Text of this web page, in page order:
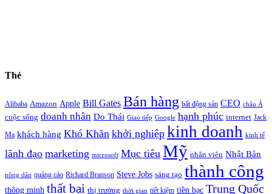
Thẻ
Alibaba Amazon Apple Bill Gates Bán hàng bất động sản CEO châu Á
cuộc sống doanh nhân Do Thái Giao tiếp Google hạnh phúc internet Jack
Ma khách hàng Khó Khăn khởi nghiệp kinh doanh kinh tế
lãnh đạo marketing microsoft Mục tiêu Mỹ nhân viên Nhật Bản
nông dân quảng cáo Richard Branson Steve Jobs sáng tạo thành công
thông minh thất bại thị trường thời gian tiết kiệm tiền bạc Trung Quốc